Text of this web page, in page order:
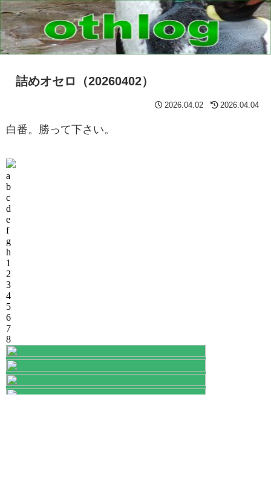
詰めオセロ（20260402）
2026.04.02 2026.04.04
白番。勝って下さい。